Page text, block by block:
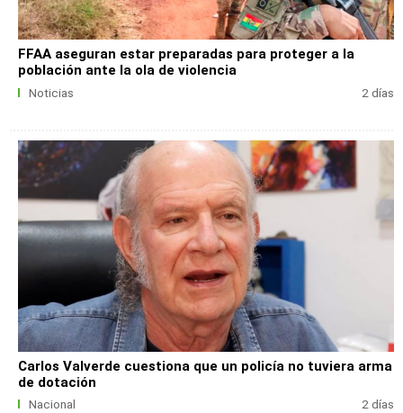
FFAA aseguran estar preparadas para proteger a la
población ante la ola de violencia
Noticias 2 días
Carlos Valverde cuestiona que un policía no tuviera arma
de dotación
Nacional 2 días